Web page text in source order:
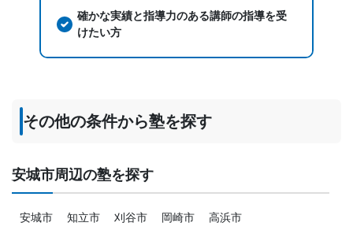
確かな実績と指導力のある講師の指導を受
けたい方
その他の条件から塾を探す
安城市周辺の塾を探す
安城市 知立市 刈谷市 岡崎市 高浜市